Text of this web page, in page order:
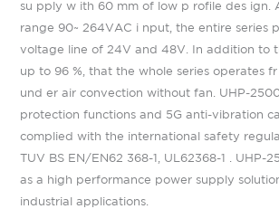
su pply w ith 60 mm of low p rofile des ign.
range 90~ 264VAC i nput, the entire series
voltage line of 24V and 48V. In addition to
up to 96 %, that the whole series operates
und er air convection without fan. UHP-
protection functions and 5G anti-vibration
complied with the international safety
TUV BS EN/EN62 368-1, UL62368-1 . UHP-
as a high performance power supply
industrial applications.